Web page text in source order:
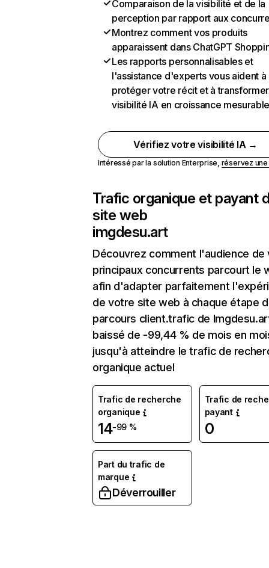
Comparaison de la visibilité et de la
perception par rapport aux
Montrez comment vos produits
apparaissent dans ChatGPT
Les rapports personnalisables et
l'assistance d'experts vous aident à
protéger votre récit et à
visibilité IA en croissance
Vérifiez votre visibilité IA →
Intéressé par la solution Enterprise, réservez
Trafic organique et payant
site web
imgdesu.art
Découvrez comment l'audience de
principaux concurrents parcourt le
afin d'adapter parfaitement
de votre site web à chaque étape
parcours client.trafic de
baissé de -99,44 % de mois en
jusqu'à atteindre le trafic de
organique actuel
Trafic de recherche
organique
14-99 %
Trafic de
payant
0
Part du trafic de
marque
Déverrouiller